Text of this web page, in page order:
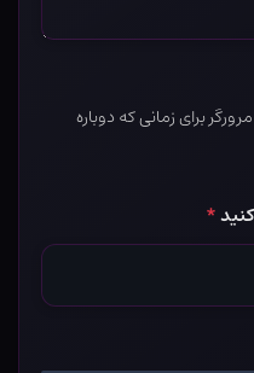
برای زمانی که دوباره
*